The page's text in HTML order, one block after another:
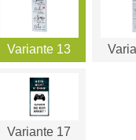
Variante 13
Variante 17